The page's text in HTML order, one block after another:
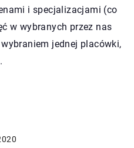
i specjalizacjami (co
w wybranych przez nas
jednej placówki,